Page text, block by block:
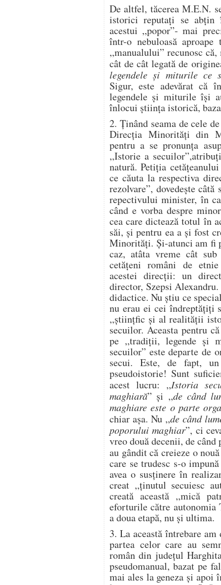
De altfel, tăcerea M.E.N.
istorici reputaţi se
acestui ,,popor”- mai
într-o nebuloasă
,,manualului” recunosc
cât de cât legată de
legendele şi miturile ce
Sigur, este adevărat că
legendele şi miturile îşi
înlocui ştiinţa istorică,
2. Ţinând seama de cele
Direcţia Minorităţi din
pentru a se pronunţa
,,Istorie a
natură. Petiţia
ce căuta la respectiva
rezolvare”, dovedeşte
repectivului minister, în
când e vorba despre
cea care dictează totul în
săi, şi pentru ea a şi fost
Minorităţi. Şi-atunci am fi
caz, atâta vreme cât
cetăţeni români de
acestei direcţii: un
director, Szepsi
didactice. Nu ştiu ce
nu erau ei cei îndreptăţiţi
,,ştiinţfic şi al realităţii
secuilor. Aceasta pentru
pe ,,tradiţii, legende şi
secuilor” este departe de
secui. Este, de fapt,
pseudoistorie! Sunt
acest lucru: ,,Istoria
maghiară” şi ,,de când
maghiare este o parte
chiar aşa. Nu ,,de când
poporului maghiar”, ci
vreo două decenii, de
au gândit că creieze o
care se trudesc s-o
avea o susţinere în
creat ,,ţinutul secuiesc
creată această ,,mică
eforturile către autonomia
a doua etapă, nu şi ultima.
3. La această întrebare
partea celor care au
român din judeţul
pseudomanual, bazat pe
mai ales la geneza şi apoi